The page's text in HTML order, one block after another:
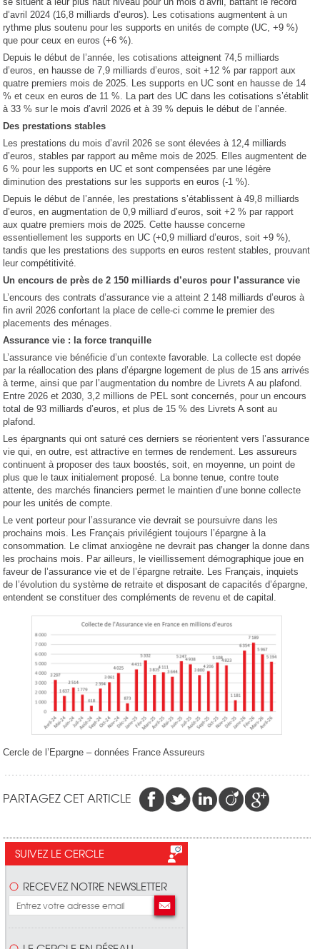
d’avril 2024 (16,8 milliards d’euros). Les cotisations augmentent à un
rythme plus soutenu pour les supports en unités de compte (UC, +9 %)
que pour ceux en euros (+6 %).
Depuis le début de l’année, les cotisations atteignent 74,5 milliards
d’euros, en hausse de 7,9 milliards d’euros, soit +12 % par rapport aux
quatre premiers mois de 2025. Les supports en UC sont en hausse de 14
% et ceux en euros de 11 %. La part des UC dans les cotisations s’établit
à 33 % sur le mois d’avril 2026 et à 39 % depuis le début de l’année.
Des prestations stables
Les prestations du mois d’avril 2026 se sont élevées à 12,4 milliards
d’euros, stables par rapport au même mois de 2025. Elles augmentent de
6 % pour les supports en UC et sont compensées par une légère
diminution des prestations sur les supports en euros (-1 %).
Depuis le début de l’année, les prestations s’établissent à 49,8 milliards
d’euros, en augmentation de 0,9 milliard d’euros, soit +2 % par rapport
aux quatre premiers mois de 2025. Cette hausse concerne
essentiellement les supports en UC (+0,9 milliard d’euros, soit +9 %),
tandis que les prestations des supports en euros restent stables, prouvant
leur compétitivité.
Un encours de près de 2 150 milliards d’euros pour l’assurance vie
L’encours des contrats d’assurance vie a atteint 2 148 milliards d’euros à
fin avril 2026 confortant la place de celle-ci comme le premier des
placements des ménages.
Assurance vie : la force tranquille
L’assurance vie bénéficie d’un contexte favorable. La collecte est dopée
par la réallocation des plans d’épargne logement de plus de 15 ans arrivés
à terme, ainsi que par l’augmentation du nombre de Livrets A au plafond.
Entre 2026 et 2030, 3,2 millions de PEL sont concernés, pour un encours
total de 93 milliards d’euros, et plus de 15 % des Livrets A sont au
plafond.
Les épargnants qui ont saturé ces derniers se réorientent vers l’assurance
vie qui, en outre, est attractive en termes de rendement. Les assureurs
continuent à proposer des taux boostés, soit, en moyenne, un point de
plus que le taux initialement proposé. La bonne tenue, contre toute
attente, des marchés financiers permet le maintien d’une bonne collecte
pour les unités de compte.
Le vent porteur pour l’assurance vie devrait se poursuivre dans les
prochains mois. Les Français privilégient toujours l’épargne à la
consommation. Le climat anxiogène ne devrait pas changer la donne dans
les prochains mois. Par ailleurs, le vieillissement démographique joue en
faveur de l’assurance vie et de l’épargne retraite. Les Français, inquiets
de l’évolution du système de retraite et disposant de capacités d’épargne,
entendent se constituer des compléments de revenu et de capital.
Cercle de l’Epargne – données France Assureurs
PARTAGEZ CET ARTICLE
SUIVEZ LE CERCLE
RECEVEZ NOTRE NEWSLETTER